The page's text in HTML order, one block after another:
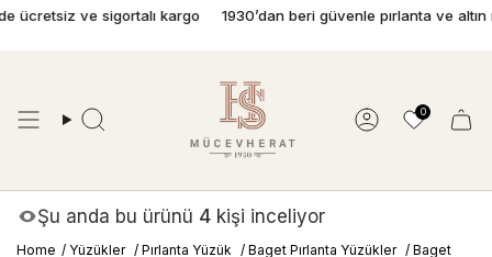
İçeriğe
Ara Hesap
0
ve sigortalı kargo 1930’dan beri güvenle pırlanta ve altın
Şu anda bu ürünü 4 kişi inceliyor
Home / Yüzükler / Pırlanta Yüzük / Baget Pırlanta Yüzükler / Baget